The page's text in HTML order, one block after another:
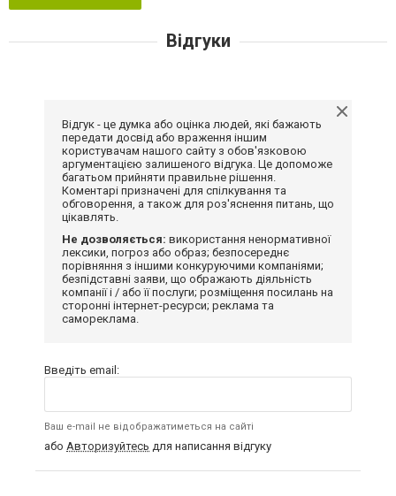
Відгуки
Відгук - це думка або оцінка людей, які бажають
передати досвід або враження іншим
користувачам нашого сайту з обов'язковою
аргументацією залишеного відгука. Це допоможе
багатьом прийняти правильне рішення.
Коментарі призначені для спілкування та
обговорення, а також для роз'яснення питань, що
цікавлять.
Не дозволяється: використання ненормативної
лексики, погроз або образ; безпосереднє
порівняння з іншими конкуруючими компаніями;
безпідставні заяви, що ображають діяльність
компанії і / або її послуги; розміщення посилань на
сторонні інтернет-ресурси; реклама та
самореклама.
Введіть email:
Ваш e-mail не відображатиметься на сайті
або Авторизуйтесь для написання відгуку